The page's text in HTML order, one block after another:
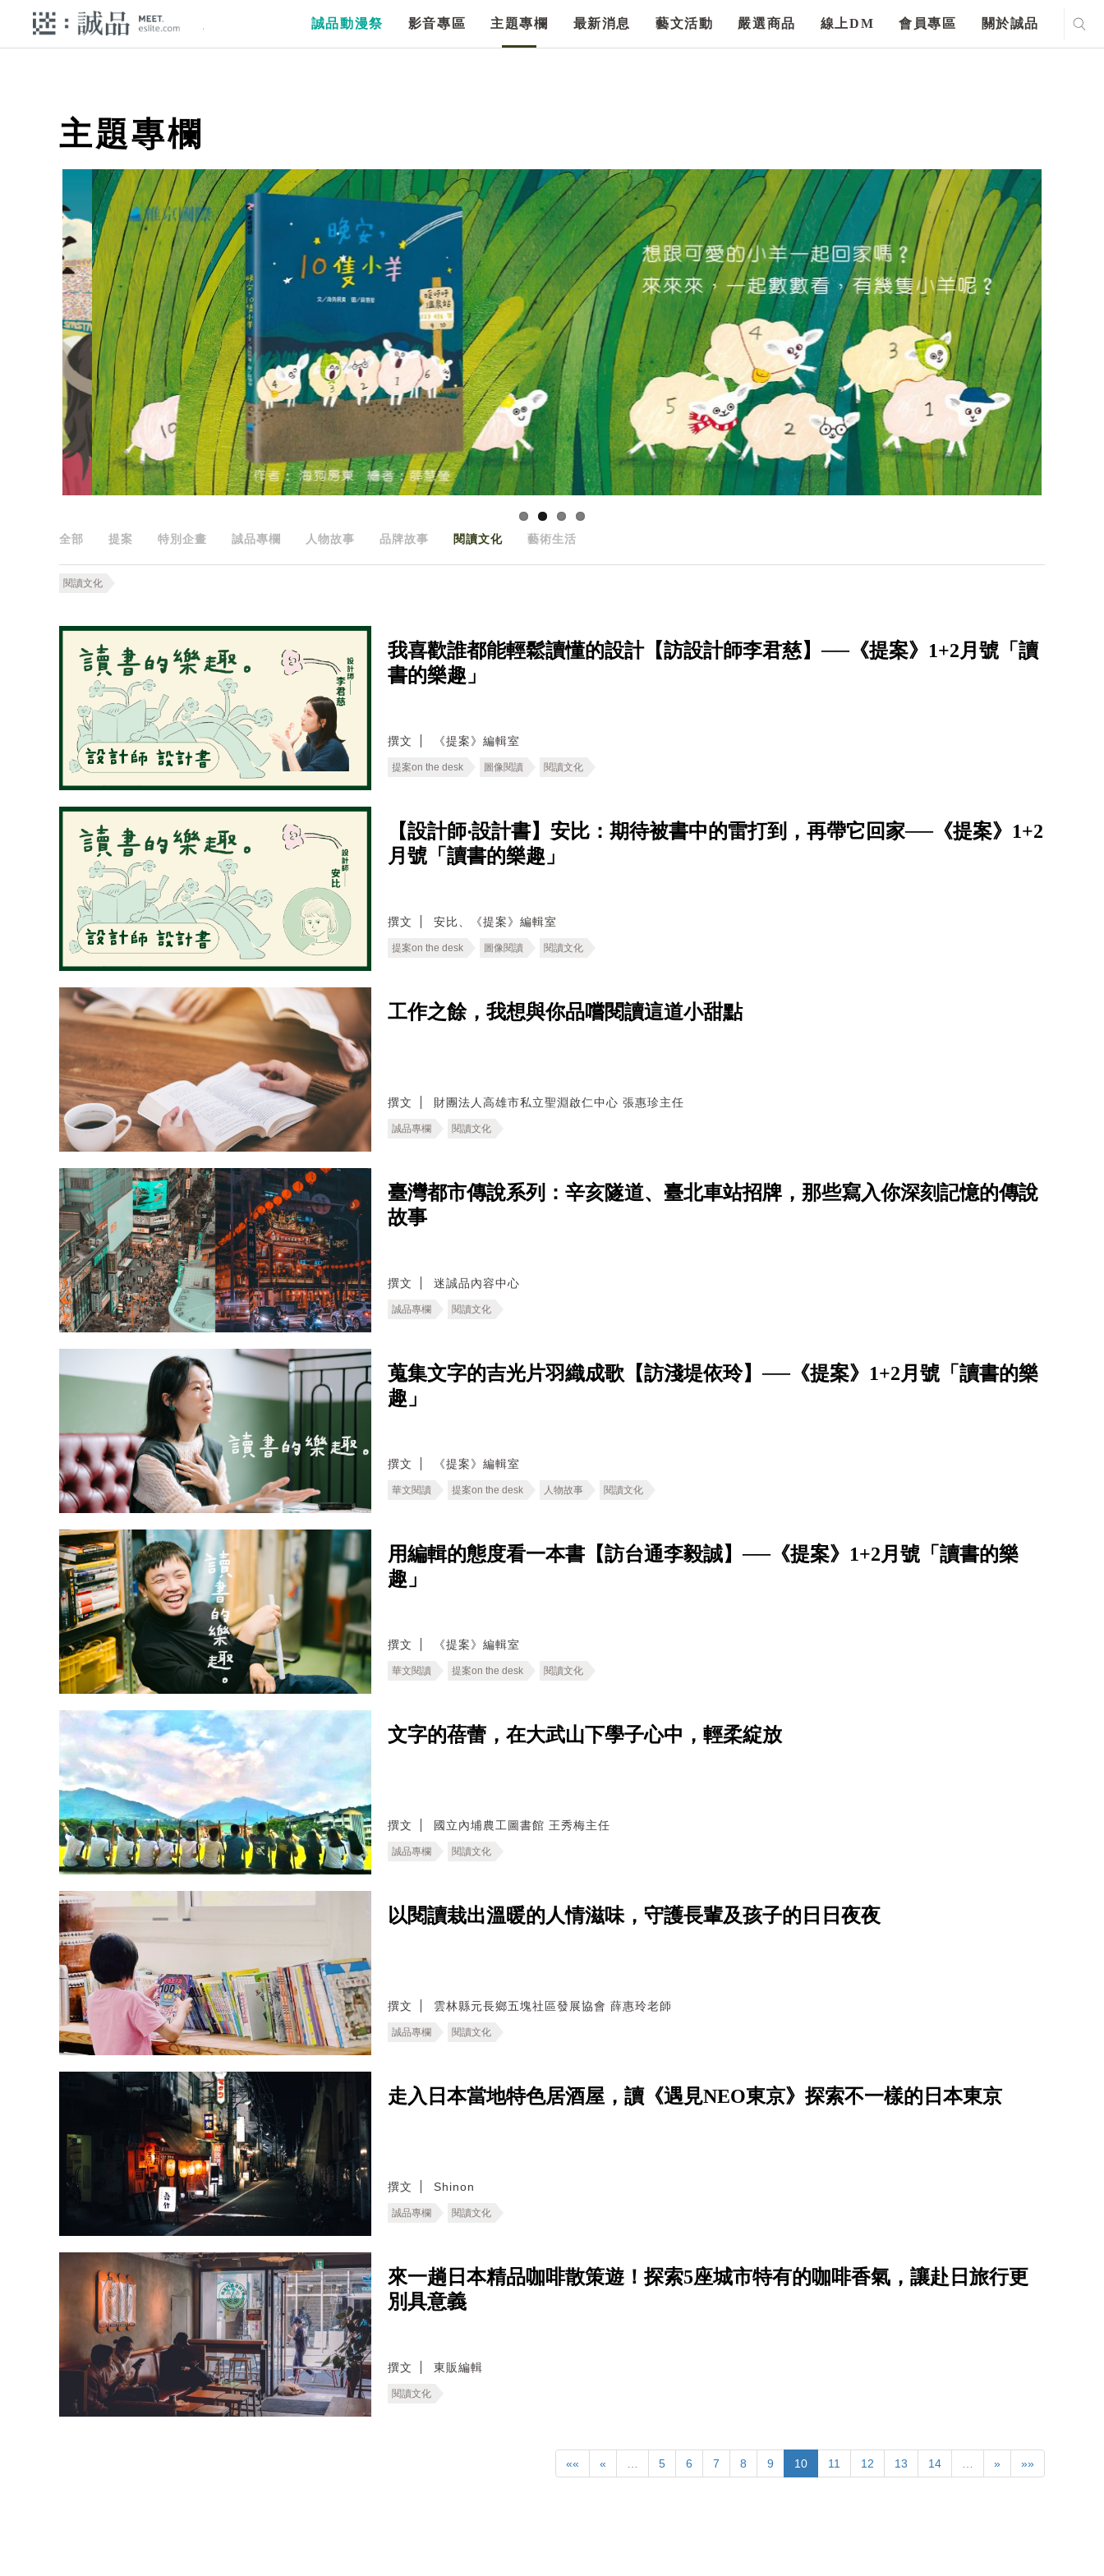
誠品動漫祭 影音專區 主題專欄 最新消息 藝文活動 嚴選商品 線上DM 會員專區 關於誠品
主題專欄
全部 提案 特別企畫 誠品專欄 人物故事 品牌故事 閱讀文化 藝術生活
閱讀文化
我喜歡誰都能輕鬆讀懂的設計【訪設計師李君慈】──《提案》1+2月號「讀
書的樂趣」
撰文 《提案》編輯室
提案on the desk 圖像閱讀 閱讀文化
【設計師‧設計書】安比：期待被書中的雷打到，再帶它回家──《提案》1+2
月號「讀書的樂趣」
撰文 安比、《提案》編輯室
提案on the desk 圖像閱讀 閱讀文化
工作之餘，我想與你品嚐閱讀這道小甜點
撰文 財團法人高雄市私立聖淵啟仁中心 張惠珍主任
誠品專欄 閱讀文化
臺灣都市傳說系列：辛亥隧道、臺北車站招牌，那些寫入你深刻記憶的傳說
故事
撰文 迷誠品內容中心
誠品專欄 閱讀文化
蒐集文字的吉光片羽織成歌【訪淺堤依玲】──《提案》1+2月號「讀書的樂
趣」
撰文 《提案》編輯室
華文閱讀 提案on the desk 人物故事 閱讀文化
用編輯的態度看一本書【訪台通李毅誠】──《提案》1+2月號「讀書的樂
趣」
撰文 《提案》編輯室
華文閱讀 提案on the desk 閱讀文化
文字的蓓蕾，在大武山下學子心中，輕柔綻放
撰文 國立內埔農工圖書館 王秀梅主任
誠品專欄 閱讀文化
以閱讀栽出溫暖的人情滋味，守護長輩及孩子的日日夜夜
撰文 雲林縣元長鄉五塊社區發展協會 薛惠玲老師
誠品專欄 閱讀文化
走入日本當地特色居酒屋，讀《遇見NEO東京》探索不一樣的日本東京
撰文 Shinon
誠品專欄 閱讀文化
來一趟日本精品咖啡散策遊！探索5座城市特有的咖啡香氣，讓赴日旅行更
別具意義
撰文 東販編輯
閱讀文化
«« « … 5 6 7 8 9 10 11 12 13 14 … » »»